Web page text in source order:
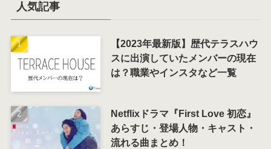
人気記事
【2023年最新版】歴代テラスハウ
スに出演していたメンバーの現在
は？職業やインスタなど一覧
Netflixドラマ『First Love 初恋』
あらすじ・登場人物・キャスト・
流れる曲まとめ！